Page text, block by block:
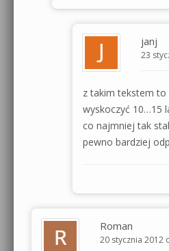
janj
23
z takim tekstem to
wyskoczyć 10…15
co najmniej tak
pewno bardziej
Roman
20 stycznia 2012